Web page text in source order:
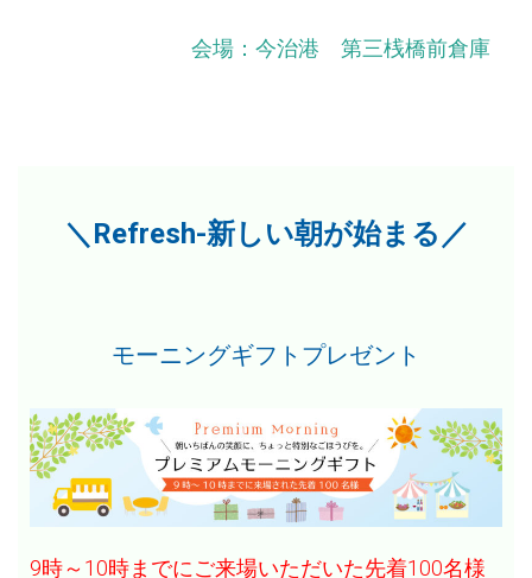
会場：今治港 第三桟橋前倉庫
＼Refresh-新しい朝が始まる／
モーニングギフトプレゼント
9時～10時までにご来場いただいた先着100名様